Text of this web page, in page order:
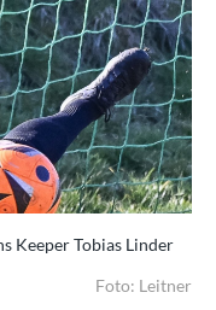
Keeper Tobias Linder
Foto: Leitner